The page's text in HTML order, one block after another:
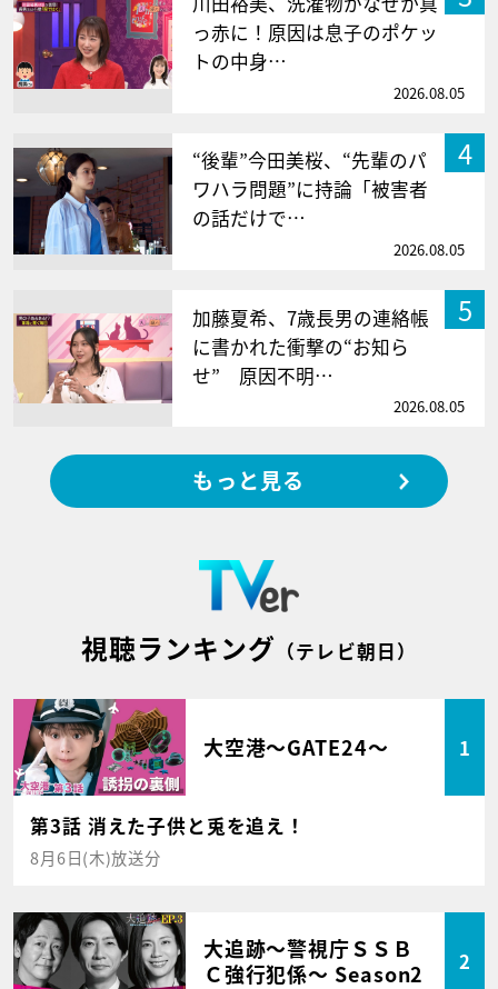
っ赤に！原因は息子のポケッ
トの中身…
2026.08.05
4
“後輩”今田美桜、“先輩のパ
ワハラ問題”に持論「被害者
の話だけで…
2026.08.05
5
加藤夏希、7歳長男の連絡帳
に書かれた衝撃の“お知ら
せ” 原因不明…
2026.08.05
もっと見る
視聴ランキング （テレビ朝日）
大空港～GATE24～ 1
第3話 消えた子供と兎を追え！
8月6日(木)放送分
大追跡～警視庁ＳＳＢ
Ｃ強行犯係～ Season2
2